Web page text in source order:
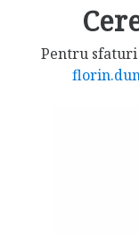
Pentru